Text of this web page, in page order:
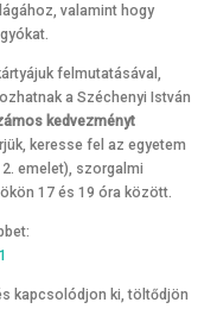
valamint hogy
felmutatásával,
a Széchenyi István
kedvezményt
keresse fel az egyetem
emelet), szorgalmi
17 és 19 óra között.
kapcsolódjon ki, töltődjön